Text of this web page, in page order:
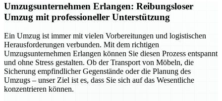
Umzugsunternehmen Erlangen: Reibungsloser
Umzug mit professioneller Unterstützung
Ein Umzug ist immer mit vielen Vorbereitungen und logistischen
Herausforderungen verbunden. Mit dem richtigen
Umzugsunternehmen Erlangen können Sie diesen Prozess entspannt
und ohne Stress gestalten. Ob der Transport von Möbeln, die
Sicherung empfindlicher Gegenstände oder die Planung des
Umzugs – unser Ziel ist es, dass Sie sich auf das Wesentliche
konzentrieren können.